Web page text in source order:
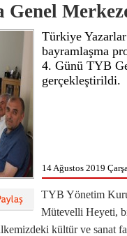
Türkiye
bayramlaşma
4. Günü TYB
gerçekleştirildi.
14 Ağustos 2019
TYB Yönetim
Mütevelli Heyeti,
ülkemizdeki kültür ve sanat